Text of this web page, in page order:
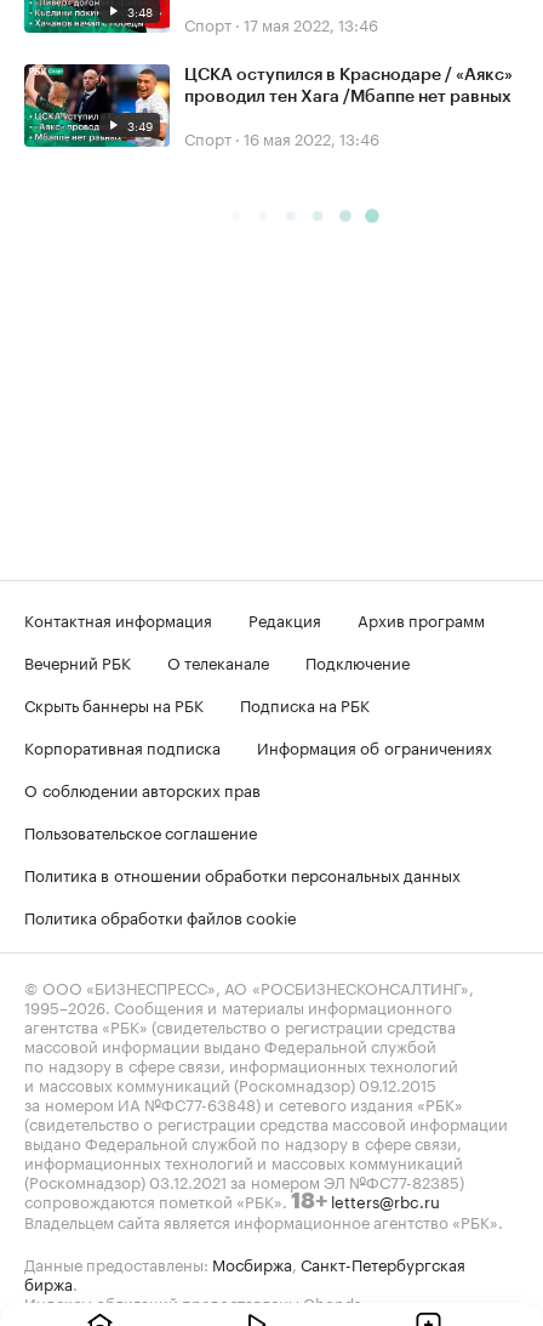
3:48 Спорт · 17 мая 2022, 13:46
3:49
ЦСКА оступился в Краснодаре / «Аякс»
проводил тен Хага /Мбаппе нет равных
Спорт · 16 мая 2022, 13:46
Контактная информация Редакция
Архив программ
Вечерний РБК
О телеканале
Подключение
Скрыть баннеры на РБК
Подписка на РБК
Корпоративная подписка
Информация об ограничениях
О соблюдении авторских прав
Пользовательское соглашение
Политика в отношении обработки персональных данных
Политика обработки файлов cookie
© ООО «БИЗНЕСПРЕСС», АО «РОСБИЗНЕСКОНСАЛТИНГ»,
1995–2026 . Сообщения и материалы информационного
агентства «РБК» (свидетельство о регистрации средства
массовой информации выдано Федеральной службой
по надзору в сфере связи, информационных технологий
и массовых коммуникаций (Роскомнадзор) 09.12.2015
за номером ИА №ФС77-63848) и сетевого издания «РБК»
(свидетельство о регистрации средства массовой информации
выдано Федеральной службой по надзору в сфере связи,
информационных технологий и массовых коммуникаций
(Роскомнадзор) 03.12.2021 за номером ЭЛ №ФС77-82385)
сопровождаются пометкой «РБК». 18+ letters@rbc.ru
Владельцем сайта является информационное агентство «РБК».
Данные предоставлены: Мосбиржа Санкт-Петербургская
биржа
Индексы облигаций предоставлены Cbonds.